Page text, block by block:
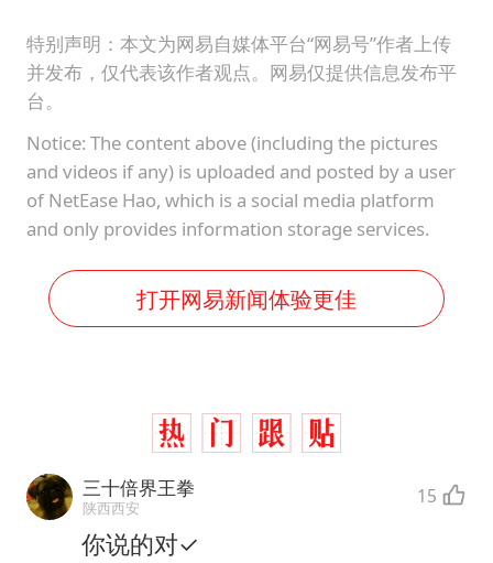
特别声明：本文为网易自媒体平台“网易号”作者上传
并发布，仅代表该作者观点。网易仅提供信息发布平
台。
Notice: The content above (including the pictures
and videos if any) is uploaded and posted by a user
of NetEase Hao, which is a social media platform
and only provides information storage services.
打开网易新闻体验更佳
三十倍界王拳
陕西西安 15
你说的对✓